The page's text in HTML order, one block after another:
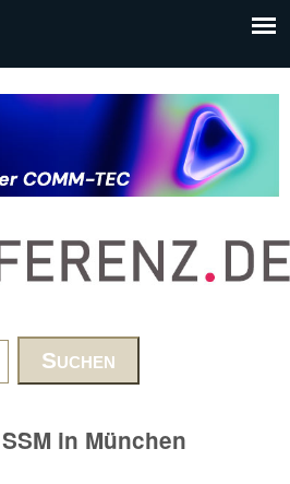
in München